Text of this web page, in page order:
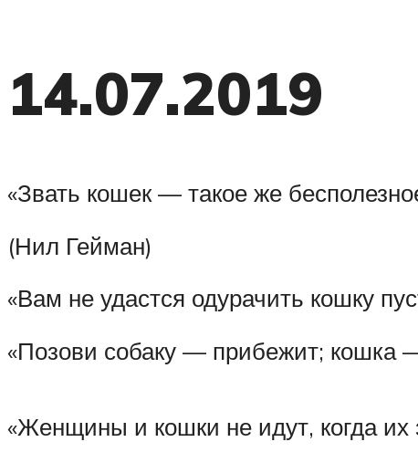
14.07.2019
«Звать кошек — такое же
(Нил Гейман)
«Вам не удастся одурачить кошку
«Позови собаку — прибежит; кошка
«Женщины и кошки не идут, когда их